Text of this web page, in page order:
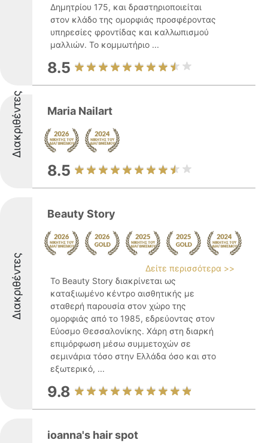
Δημητρίου 175, και δραστηριοποιείται
στον κλάδο της ομορφιάς προσφέροντας
υπηρεσίες φροντίδας και καλλωπισμού
μαλλιών. Το κομμωτήριο ...
8.5
Διακριθέντες Maria Nailart
8.5
Διακριθέντες
Beauty Story
Δείτε περισσότερα >>
Το Beauty Story διακρίνεται ως
καταξιωμένο κέντρο αισθητικής με
σταθερή παρουσία στον χώρο της
ομορφιάς από το 1985, εδρεύοντας στον
Εύοσμο Θεσσαλονίκης. Χάρη στη διαρκή
επιμόρφωση μέσω συμμετοχών σε
σεμινάρια τόσο στην Ελλάδα όσο και στο
εξωτερικό, ...
9.8
ioanna's hair spot